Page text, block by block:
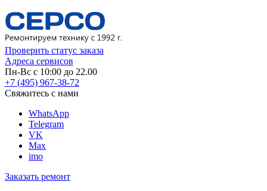
Проверить статус заказа
Адреса сервисов
Пн-Вс с 10:00 до 22.00
+7 (495) 967-38-72
Свяжитесь с нами
WhatsApp
Telegram
VK
Max
imo
Заказать ремонт